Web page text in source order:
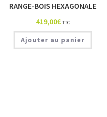
RANGE-BOIS HEXAGONALE
419,00€ TTC
Ajouter au panier